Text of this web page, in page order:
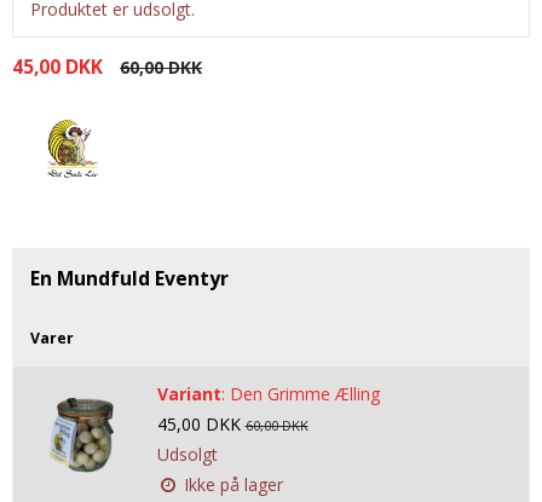
Vanilje aroma
Mærker
M-Flavours
Ruffian
Tilbehør
Æteriske olier
Smørcreme
Frugtflæsk
Påske
Produktet er udsolgt.
45,00 DKK 60,00 DKK
En Mundfuld Eventyr
Varer
Variant: Den Grimme Ælling
45,00 DKK 60,00 DKK
Udsolgt
Ikke på lager